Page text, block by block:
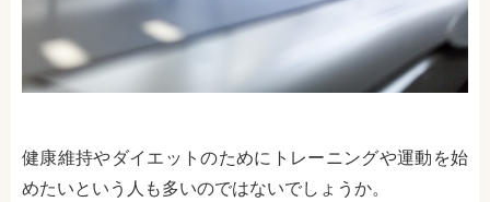
健康維持やダイエットのためにトレーニングや運動を始
めたいという人も多いのではないでしょうか。